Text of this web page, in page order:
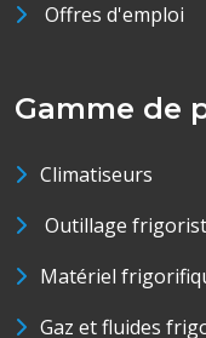
Offres d'emploi
Gamme de
Climatiseurs
Outillage
Matériel
Gaz et fluides